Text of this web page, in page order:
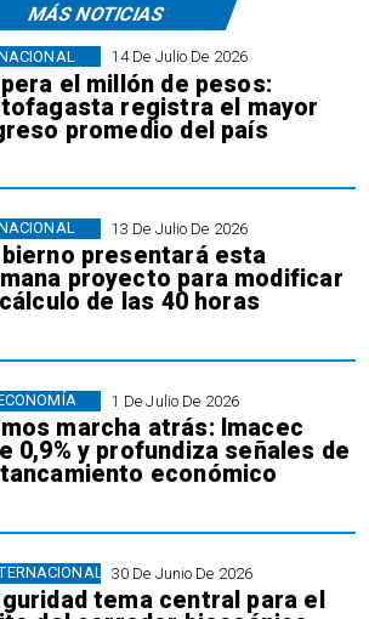
MÁS NOTICIAS
14 De Julio De 2026
el millón de pesos:
registra el mayor
promedio del país
13 De Julio De 2026
presentará esta
proyecto para modificar
de las 40 horas
1 De Julio De 2026
marcha atrás: Imacec
0,9% y profundiza señales de
económico
30 De Junio De 2026
tema central para el